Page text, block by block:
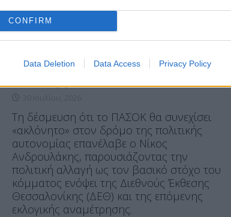
CONFIRM
Data Deletion Data Access Privacy Policy
της πολιτικής
Η Συντακτική ομάδα του Libre
Τη δέσμευση ότι το ΠΑΣΟΚ θα συνεχίσει
«ακλόνητο» στον δρόμο της πολιτικής
αυτονομίας επανέλαβε ο Νίκος
Ανδρουλάκης, παρουσιάζοντας την
πολιτική αλλαγή ως τον βασικό στόχο του
κόμματος ενόψει της Διεθνούς Έκθεσης
Θεσσαλονίκης (ΔΕΘ) και της επόμενης
εκλογικής αναμέτρησης.